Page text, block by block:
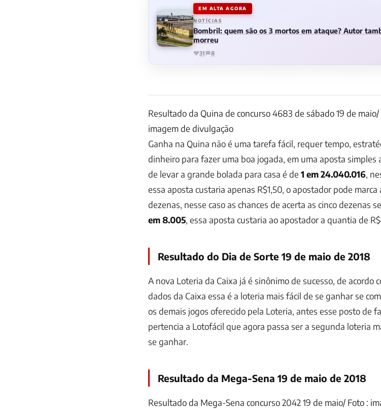
EM ALTA AGORA
NOTÍCIAS
Bombril: quem são os 3 mortos em ataque? Autor
morreu
31 8
Resultado da Quina de concurso 4683 de sábado 19 de maio/
imagem de divulgação
Ganha na Quina não é uma tarefa fácil, requer tempo,
dinheiro para fazer uma boa jogada, em uma aposta simples
de levar a grande bolada para casa é de 1 em 24.040.016,
essa aposta custaria apenas R$1,50, o apostador pode marca
dezenas, nesse caso as chances de acerta as cinco dezenas
em 8.005, essa aposta custaria ao apostador a quantia de
Resultado do Dia de Sorte 19 de maio de 2018
A nova Loteria da Caixa já é sinônimo de sucesso, de acordo
dados da Caixa essa é a loteria mais fácil de se ganhar se
os demais jogos oferecido pela Loteria, antes esse posto de
pertencia a Lotofácil que agora passa ser a segunda loteria
se ganhar.
Resultado da Mega-Sena 19 de maio de 2018
Resultado da Mega-Sena concurso 2042 19 de maio/ Foto :